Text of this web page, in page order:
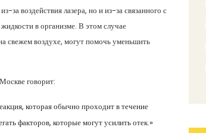
за воздействия лазера, но и из-за связанного с
в организме. В этом случае
свежем воздухе, могут помочь уменьшить
говорит:
которая обычно проходит в течение
факторов, которые могут усилить отек.»